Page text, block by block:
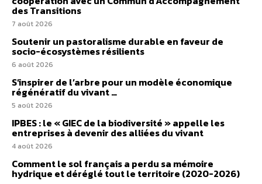
des Transitions
7 août 2026
Soutenir un pastoralisme durable en faveur de
socio-écosystèmes résilients
6 août 2026
S’inspirer de l’arbre pour un modèle économique
régénératif du vivant …
5 août 2026
IPBES : le « GIEC de la biodiversité » appelle les
entreprises à devenir des alliées du vivant
4 août 2026
Comment le sol français a perdu sa mémoire
hydrique et déréglé tout le territoire (2020-2026)